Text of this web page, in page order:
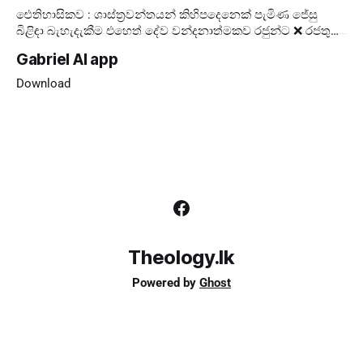
ඓතිහාසිකව : ශාස්ත්‍රවන්තයන් කිහිපදෙනෙක් පැමිණ ජේසු
බිළිඳා බැහැදැකීම එහෙත් දේව වන්දනාත්මකව රජුන්ට ❌ රජතුන්
Gabriel AI app
Download
Theology.lk
Powered by Ghost